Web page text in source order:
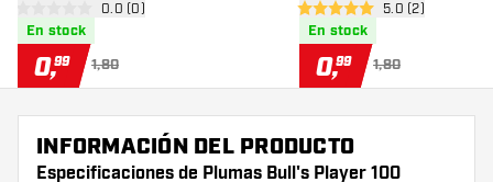
abrir panel de reseñas
0 estrellas de puntuación
0.0 (0)
En stock
0,99 1,80
abrir panel de
5 estrellas de puntuación
5.0 (2)
En stock
0,99 1,80
INFORMACIÓN DEL PRODUCTO
Especificaciones de Plumas Bull's Player 100